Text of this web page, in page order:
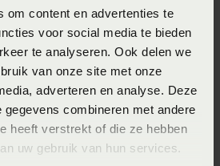
om content en advertenties te
voor social media te bieden
te analyseren. Ook delen we
van onze site met onze
adverteren en analyse. Deze
gegevens combineren met andere
heeft verstrekt of die ze hebben
uw gebruik van hun services.
plaids met donkere kleuren te
en plaids met lichte kleuren op